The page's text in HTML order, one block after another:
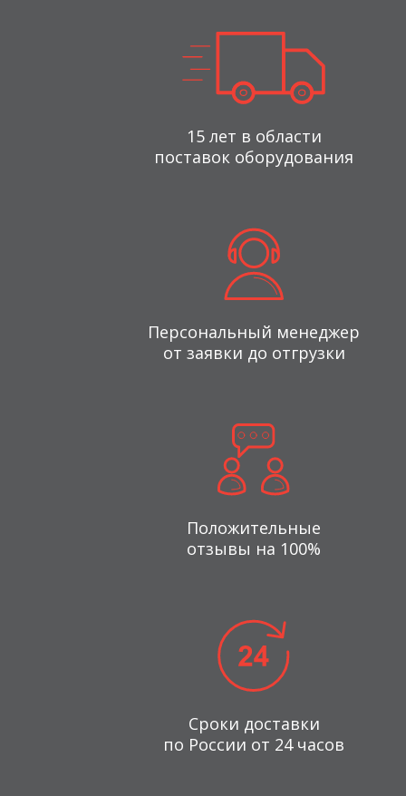
15 лет в области
поставок оборудования
Персональный менеджер
от заявки до отгрузки
Положительные
отзывы на 100%
Сроки доставки
по России от 24 часов